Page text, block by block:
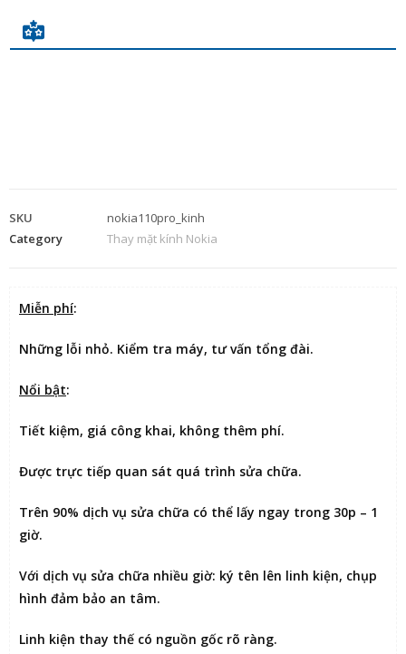
SKU
nokia110pro_kinh
Category
Thay mặt kính Nokia
Miễn phí:
Những lỗi nhỏ. Kiểm tra máy, tư vấn tổng đài.
Nổi bật:
Tiết kiệm, giá công khai, không thêm phí.
Được trực tiếp quan sát quá trình sửa chữa.
Trên 90% dịch vụ sửa chữa có thể lấy ngay trong 30p – 1
giờ.
Với dịch vụ sửa chữa nhiều giờ: ký tên lên linh kiện, chụp
hình đảm bảo an tâm.
Linh kiện thay thế có nguồn gốc rõ ràng.